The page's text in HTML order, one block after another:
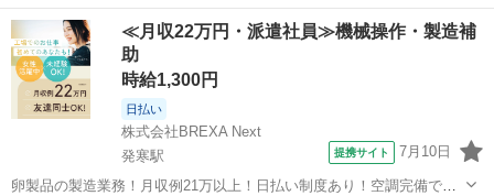
KRCI-B5-B 通電確認済み コード有り 〈サイズ〉 横幅 約21cm 奥行 約
30.8cm 高さ 約22.6cm スケール寸法のため多少の誤差が...
北海道 札幌市 白石駅 キッチン家電 攪拌
≪月収22万円・派遣社員≫機械操作・製造補
助
時給1,300円
日払い
株式会社BREXA Next
発寒駅
提携サイト 7月10日
卵製品の製造業務！月収例21万以上！日払い制度あり！空調完備で快